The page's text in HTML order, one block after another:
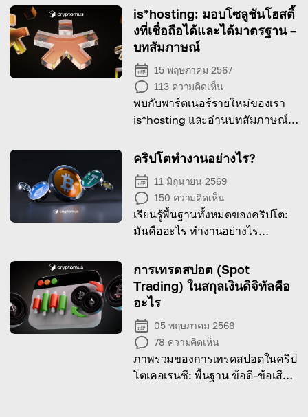
is*hosting: มอบโซลูชันโฮสติ้
งที่เชื่อถือได้และได้มาตรฐาน –
บทสัมภาษณ์
15 พฤษภาคม 2567
113 ความคิดเห็น
พบกับพาร์ตเนอร์รายใหม่ของเรา
is*hosting และอ่านบทสัมภาษณ์
ให้มากขึ้น!
คริปโตทำงานอย่างไร?
11 มิถุนายน 2569
150 ความคิดเห็น
เรียนรู้พื้นฐานทั้งหมดของคริปโต:
มันคืออะไร ทำงานอย่างไร
digital tokens เกิดขึ้นจริงอย่างไร
การเทรดสปอต (Spot
Trading) ในสกุลเงินดิจิทัลคือ
อะไร
05 พฤษภาคม 2568
78 ความคิดเห็น
ภาพรวมของการเทรดสปอตในคริป
โตเคอเรนซี: พื้นฐาน ข้อดี–ข้อเสีย